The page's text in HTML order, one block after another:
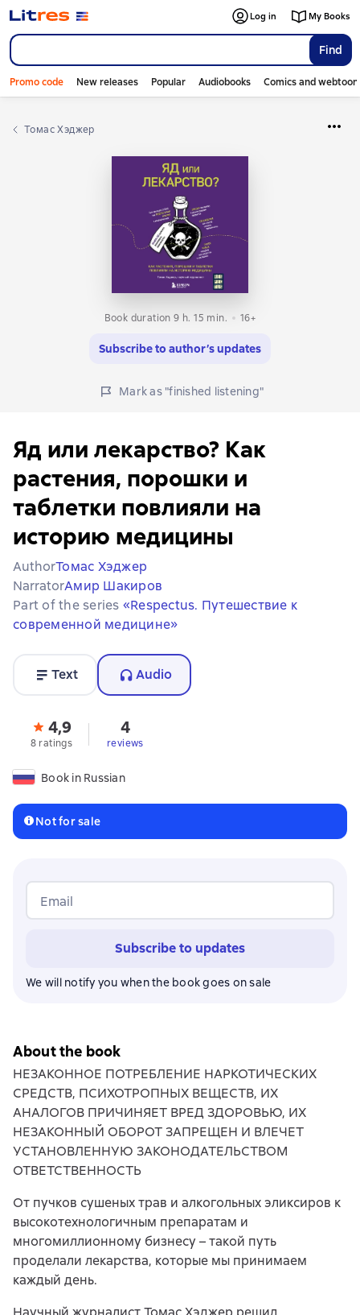
Find
Log in My Books
Promo code New releases Popular Audiobooks Comics and
Томас Хэджер
Book duration 9 h. 15 min. 16+
Subscribe to author’s updates
Mark as "finished listening"
Яд или лекарство? Как
растения, порошки и
таблетки повлияли на
историю медицины
AuthorТомас Хэджер
NarratorАмир Шакиров
Part of the series «Respectus. Путешествие к
современной медицине»
Text Audio
4,9
8 ratings
4
reviews
Book in Russian
Not for sale
Email
Subscribe to updates
We will notify you when the book goes on sale
About the book
НЕЗАКОННОЕ ПОТРЕБЛЕНИЕ НАРКОТИЧЕСКИХ
СРЕДСТВ, ПСИХОТРОПНЫХ ВЕЩЕСТВ, ИХ
АНАЛОГОВ ПРИЧИНЯЕТ ВРЕД ЗДОРОВЬЮ, ИХ
НЕЗАКОННЫЙ ОБОРОТ ЗАПРЕЩЕН И ВЛЕЧЕТ
УСТАНОВЛЕННУЮ ЗАКОНОДАТЕЛЬСТВОМ
ОТВЕТСТВЕННОСТЬ
От пучков сушеных трав и алкогольных эликсиров к
высокотехнологичным препаратам и
многомиллионному бизнесу – такой путь
проделали лекарства, которые мы принимаем
каждый день.